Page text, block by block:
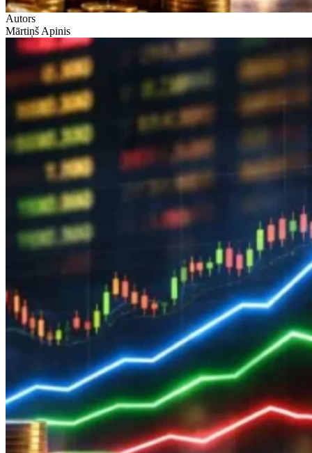
Autors
Mārtiņš Apinis